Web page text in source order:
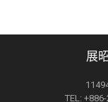
展
TEL: